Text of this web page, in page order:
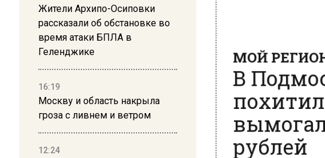
Жители Архипо-Осиповки
рассказали об обстановке во
время атаки БПЛА в
Геленджике
16:19
Москву и область накрыла
гроза с ливнем и ветром
12:24
В
рублей